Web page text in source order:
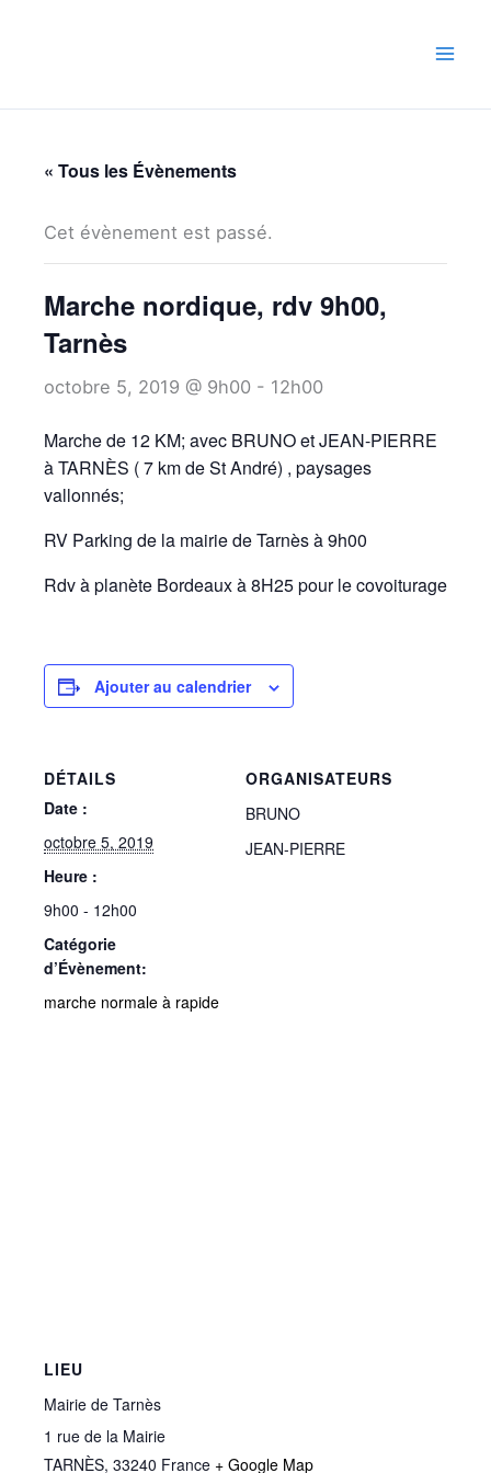
« Tous les Évènements
Cet évènement est passé.
Marche nordique, rdv 9h00,
Tarnès
octobre 5, 2019 @ 9h00 - 12h00
Marche de 12 KM; avec BRUNO et JEAN-PIERRE
à TARNÈS ( 7 km de St André) , paysages
vallonnés;
RV Parking de la mairie de Tarnès à 9h00
Rdv à planète Bordeaux à 8H25 pour le covoiturage
Ajouter au calendrier
DÉTAILS
Date :
octobre 5, 2019
Heure :
9h00 - 12h00
Catégorie
d’Évènement:
marche normale à rapide
ORGANISATEURS
BRUNO
JEAN-PIERRE
LIEU
Mairie de Tarnès
1 rue de la Mairie
TARNÈS, 33240 France + Google Map